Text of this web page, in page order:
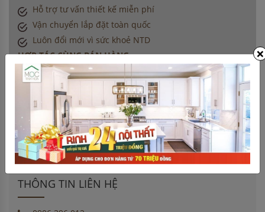
Hỗ trợ tư vấn thiết kế miễn phí
Vận chuyển lắp đặt toàn quốc
Luôn đổi mới vì sức khoẻ NTD
HỢP TÁC CÙNG BÁN HÀNG
Khách cũ giới thiệu khách mới
(Giới thiệu khách & nhận voucher)
Dành cho CTV bán hàng
(Giới thiệu khách & nhận hoa hồng)
Kiến trúc sư nội thất, nhà thầu
(Chiết khấu đặc biệt cho công trình)
THÔNG TIN LIÊN HỆ
×